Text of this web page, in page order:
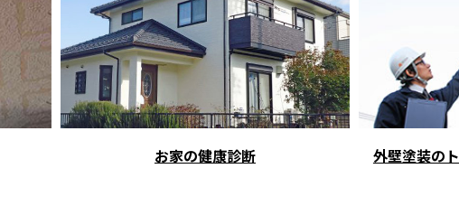
お家の健康診断 外壁塗装の